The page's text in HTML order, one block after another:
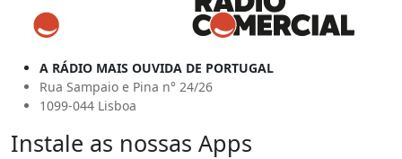
A RÁDIO MAIS OUVIDA DE PORTUGAL
Rua Sampaio e Pina n° 24/26
1099-044 Lisboa
Instale as nossas Apps